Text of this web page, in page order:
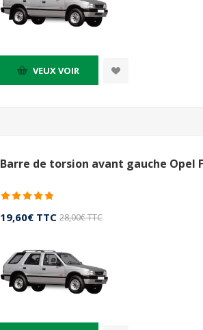
VEUX VOIR
Barre de torsion avant gauche Opel
19,60€ TTC 28,00€ TTC